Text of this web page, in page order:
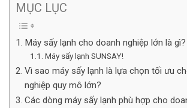
MỤC LỤC
Máy sấy lạnh cho doanh nghiệp lớn là gì?
Máy sấy lạnh SUNSAY!
Vì sao máy sấy lạnh là lựa chọn tối ưu
nghiệp quy mô lớn?
Các dòng máy sấy lạnh phù hợp cho